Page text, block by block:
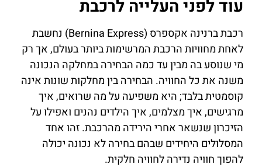
עוד לפני העלייה לרכבת
רכבת ברנינה אקספרס (Bernina Express) נחשבת
לאחת מחוויות הרכבת המרשימות ביותר בעולם, אך רק
מי שנוסע בה מבין עד כמה הבחירה במחלקה הנכונה
משנה את כל החוויה. הבחירה בין מחלקות שונות אינה
קוסמטית בלבד; היא משפיעה על מה שרואים, איך
מרגישים, איך מצלמים, איך הילדים נהנים ואפילו על
הזיכרון שנשאר אחרי הירידה מהרכבת. זהו אחד
המסלולים היחידים שבהם בחירה לא נכונה יכולה
להפוך חוויה נדירה לחוויה חלקית.